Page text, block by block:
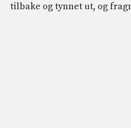
tilbake og tynnet ut, og